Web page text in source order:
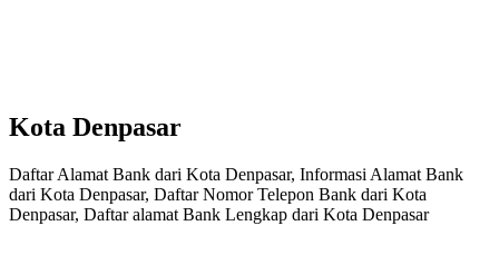
Kota Denpasar
Daftar Alamat Bank dari Kota Denpasar, Informasi Alamat Bank
dari Kota Denpasar, Daftar Nomor Telepon Bank dari Kota
Denpasar, Daftar alamat Bank Lengkap dari Kota Denpasar